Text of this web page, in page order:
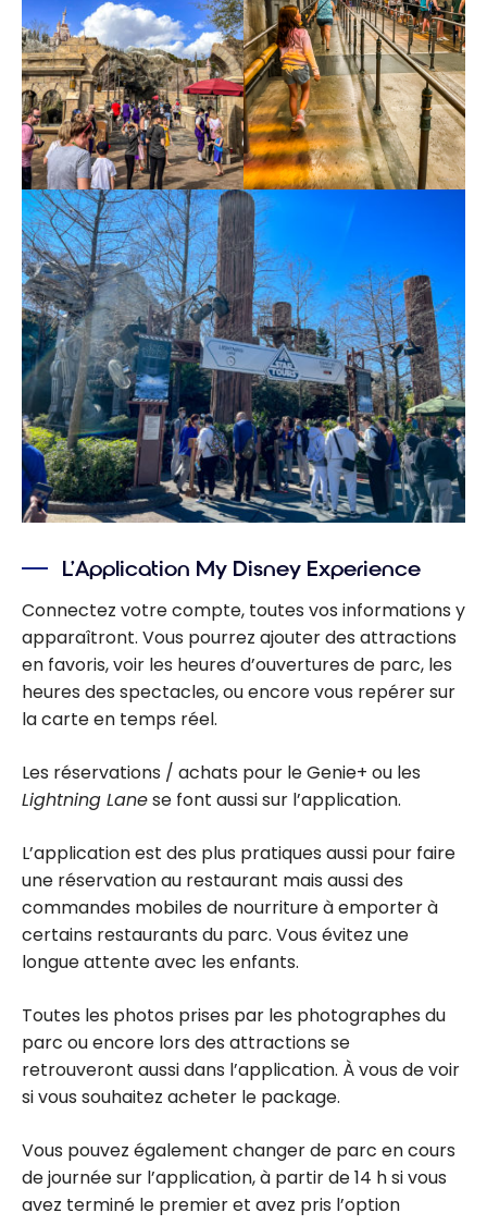
L’Application My Disney Experience
Connectez votre compte, toutes vos informations y
apparaîtront. Vous pourrez ajouter des attractions
en favoris, voir les heures d’ouvertures de parc, les
heures des spectacles, ou encore vous repérer sur
la carte en temps réel.
Les réservations / achats pour le Genie+ ou les
Lightning Lanese font aussi sur l’application.
L’application est des plus pratiques aussi pour faire
une réservation au restaurant mais aussi des
commandes mobiles de nourriture à emporter à
certains restaurants du parc. Vous évitez une
longue attente avec les enfants.
Toutes les photos prises par les photographes du
parc ou encore lors des attractions se
retrouveront aussi dans l’application. À vous de voir
si vous souhaitez acheter le package.
Vous pouvez également changer de parc en cours
de journée sur l’application, à partir de 14 h si vous
avez terminé le premier et avez pris l’option